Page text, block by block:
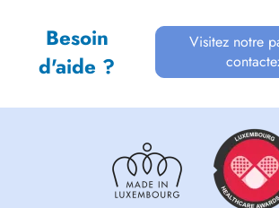
Besoin
d'aide ?
Visitez notre